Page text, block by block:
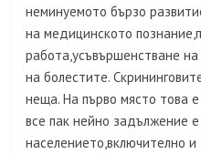
неминуемото бързо
на медицинското
работа,усъвършенстване
на болестите.
неща. На първо място това
все пак нейно задължение
населението,включително